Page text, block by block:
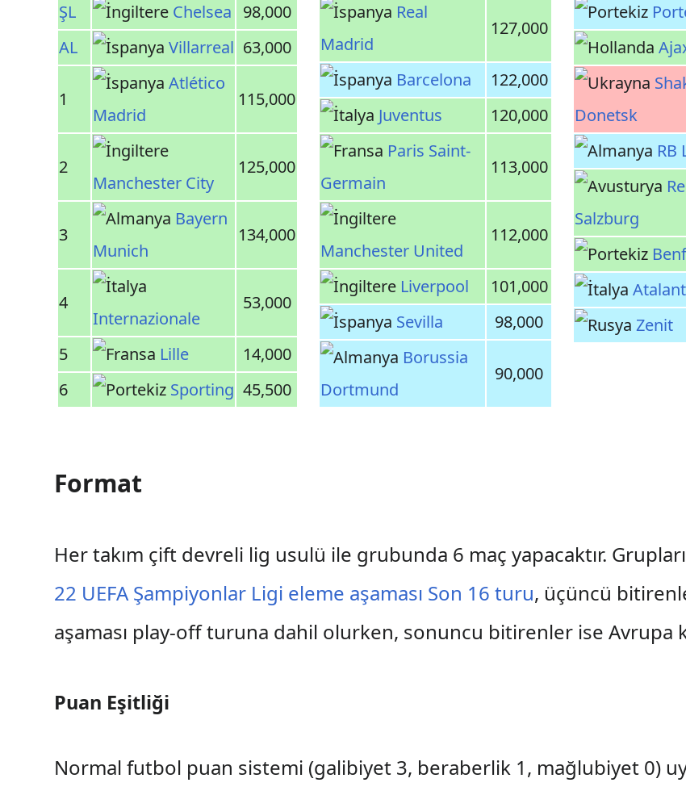
ŞL
Chelsea 98,000
AL
Villarreal 63,000
1
Atlético
Madrid
115,000
2
Manchester City
125,000
3
Bayern
Munich
134,000
4
Internazionale
53,000
5 Lille
14,000
6
Sporting 45,500
Real
Madrid
127,000
Barcelona
122,000
Juventus
120,000
Paris Saint-
Germain
113,000
Manchester United
112,000
Liverpool
101,000
Sevilla
98,000
Borussia
Dortmund
90,000
Donetsk
RB
Salzburg
Zenit
Format
Her takım çift devreli lig usulü ile grubunda 6 maç yapacaktır.
22 UEFA Şampiyonlar Ligi eleme aşaması Son 16 turu, üçüncü
aşaması play-off turuna dahil olurken, sonuncu bitirenler ise Avrupa
Puan Eşitliği
Normal futbol puan sistemi (galibiyet 3, beraberlik 1, mağlubiyet 0)